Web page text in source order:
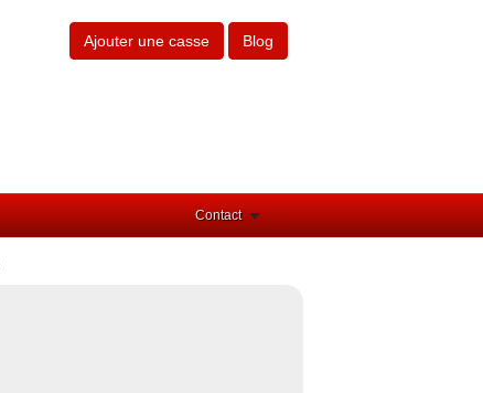
Ajouter une casse Blog
Contact